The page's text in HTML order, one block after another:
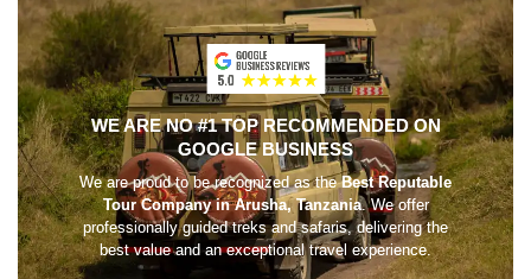
WE ARE NO #1 TOP RECOMMENDED ON
GOOGLE BUSINESS
We are proud to be recognized as theBest Reputable
Tour Company in Arusha, Tanzania. We offer
professionally guided treks and safaris, delivering the
best value and an exceptional travel experience.